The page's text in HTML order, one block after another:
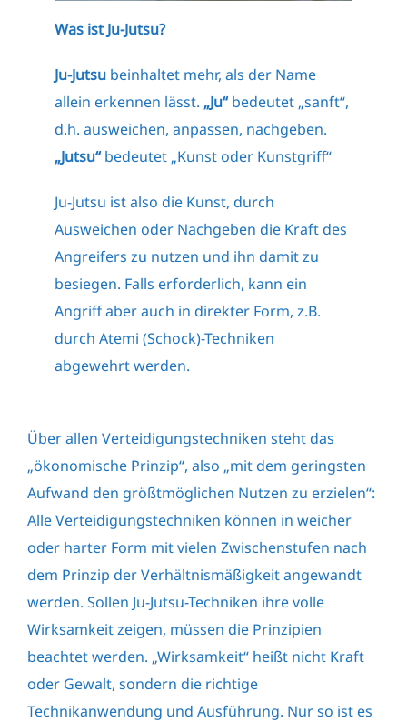
Was ist Ju-Jutsu?
Ju-Jutsu beinhaltet mehr, als der Name
allein erkennen lässt. „Ju“bedeutet „sanft“,
d.h. ausweichen, anpassen, nachgeben.
„Jutsu“bedeutet „Kunst oder Kunstgriff“
Ju-Jutsu ist also die Kunst, durch
Ausweichen oder Nachgeben die Kraft des
Angreifers zu nutzen und ihn damit zu
besiegen. Falls erforderlich, kann ein
Angriff aber auch in direkter Form, z.B.
durch Atemi (Schock)-Techniken
abgewehrt werden.
Über allen Verteidigungstechniken steht das
„ökonomische Prinzip“, also „mit dem geringsten
Aufwand den größtmöglichen Nutzen zu erzielen“:
Alle Verteidigungstechniken können in weicher
oder harter Form mit vielen Zwischenstufen nach
dem Prinzip der Verhältnismäßigkeit angewandt
werden. Sollen Ju-Jutsu-Techniken ihre volle
Wirksamkeit zeigen, müssen die Prinzipien
beachtet werden. „Wirksamkeit“ heißt nicht Kraft
oder Gewalt, sondern die richtige
Technikanwendung und Ausführung. Nur so ist es